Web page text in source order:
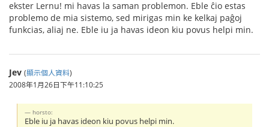
ekster Lernu! mi havas la saman problemon. Eble ĉio estas
problemo de mia sistemo, sed mirigas min ke kelkaj paĝoj
funkcias, aliaj ne. Eble iu ja havas ideon kiu povus helpi min.
Jev (顯示個人資料)
2008年1月26日下午11:10:25
horsto:
Eble iu ja havas ideon kiu povus helpi min.